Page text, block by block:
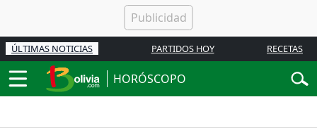
ÚLTIMAS NOTICIAS PARTIDOS HOY RECETAS
HORÓSCOPO